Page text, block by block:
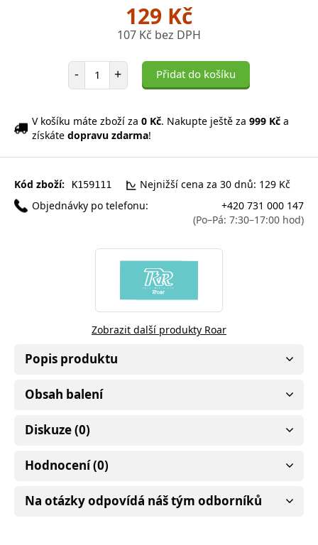
129 Kč
107 Kč bez DPH
- Počet položek
+ Přidat do košíku
V košíku máte zboží za 0 Kč. Nakupte ještě za 999 Kč a
získáte dopravu zdarma!
Kód zboží: K159111
Nejnižší cena za 30 dnů: 129 Kč
Objednávky po telefonu:
+420 731 000 147
(Po–Pá: 7:30–17:00 hod)
Zobrazit další produkty Roar
Popis produktu
Obsah balení
Diskuze (0)
Hodnocení (0)
Na otázky odpovídá náš tým odborníků